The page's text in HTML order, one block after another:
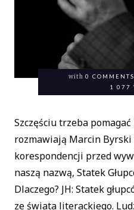
with 0 COMMENTS
1 077
Szczęściu trzeba
rozmawiają Marcin
korespondencji przed
naszą nazwą, Statek
Dlaczego? JH: Statek
ze świata literackiego.